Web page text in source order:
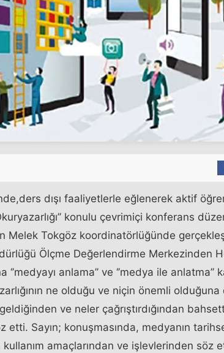
dışı faaliyetlerle eğlenerek aktif
konulu çevrimiçi konferans
Melek Tokgöz koordinatörlüğünde
Ölçme Değerlendirme Merkezinden
anlama’’ ve ‘’medya ile anlatma’’
ne olduğu ve niçin önemli
ve neler çağrıştırdığından
etti. Sayın; konuşmasında, medyanın
amaçlarından ve işlevlerinden söz